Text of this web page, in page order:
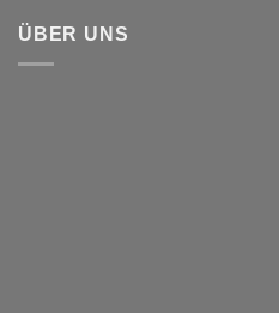
ÜBER UNS